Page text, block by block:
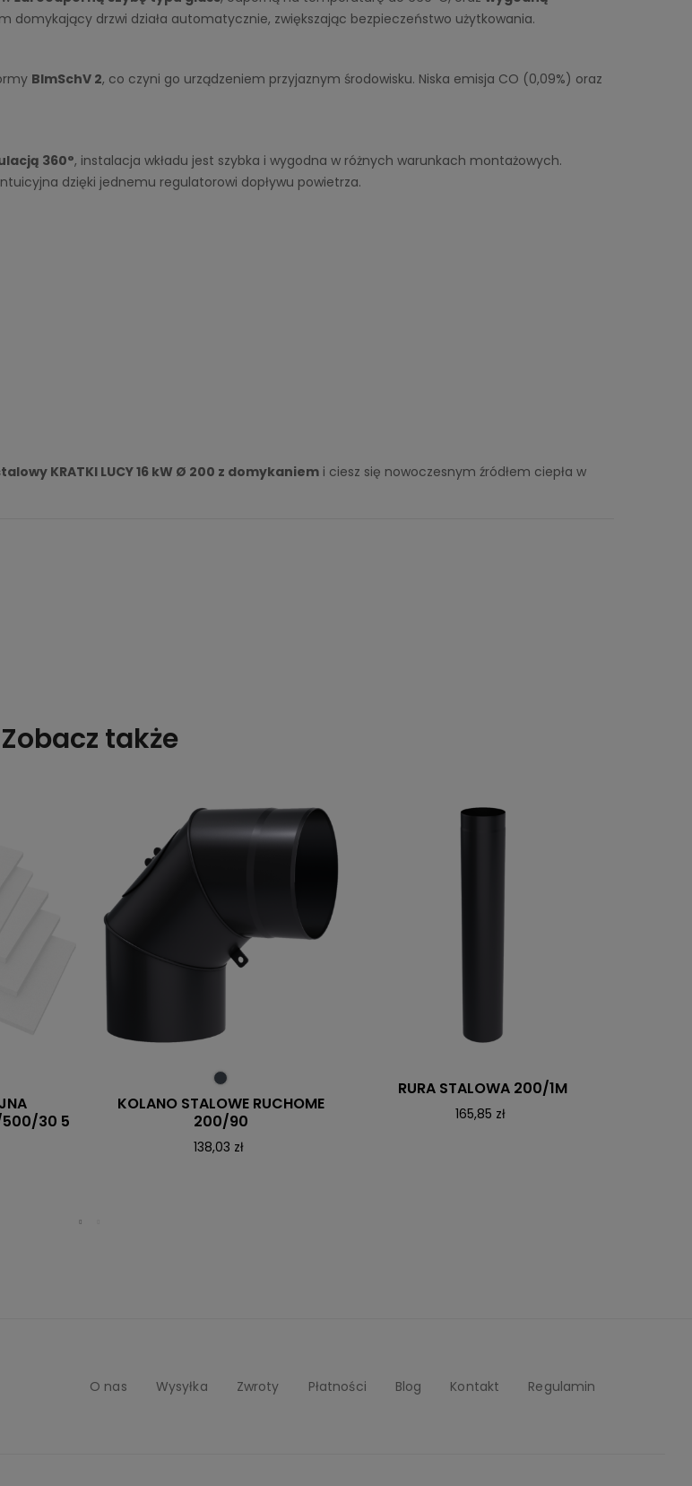
domykający drzwi działa automatycznie, zwiększając bezpieczeństwo użytkowania.
BImSchV 2, co czyni go urządzeniem przyjaznym środowisku. Niska emisja CO (0,09%) oraz
360°, instalacja wkładu jest szybka i wygodna w różnych warunkach montażowych.
dzięki jednemu regulatorowi dopływu powietrza.
KRATKI LUCY 16 kW Ø 200 z domykaniem i ciesz się nowoczesnym źródłem ciepła w
Zobacz także
500/30 5
KOLANO STALOWE RUCHOME
200/90
138,03 zł
RURA STALOWA 200/1M
165,85 zł
O nas Wysyłka Zwroty Płatności Blog Kontakt Regulamin